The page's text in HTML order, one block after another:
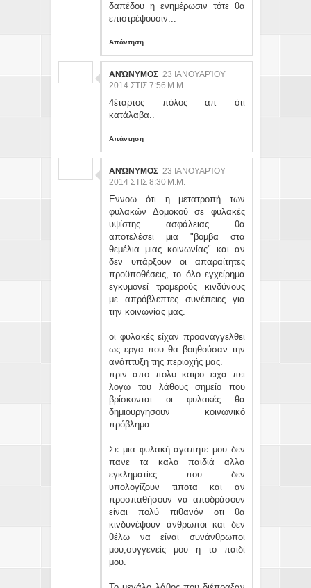
δαπέδου η ενημέρωσιν τότε θα
επιστρέψουσιν...
Απάντηση
ΑΝΏΝΥΜΟΣ 23 ΙΑΝΟΥΑΡΊΟΥ
2014 ΣΤΙΣ 7:56 Μ.Μ.
4έταρτος πόλος απ ότι
κατάλαβα..
Απάντηση
ΑΝΏΝΥΜΟΣ 23 ΙΑΝΟΥΑΡΊΟΥ
2014 ΣΤΙΣ 8:30 Μ.Μ.
Εννοω ότι η μετατροπή των
φυλακών Δομοκού σε φυλακές
υψίστης ασφάλειας θα
αποτελέσει μια "βομβα στα
θεμέλια μιας κοινωνίας" και αν
δεν υπάρξουν οι απαραίτητες
προϋποθέσεις, το όλο εγχείρημα
εγκυμονεί τρομερούς κινδύνους
με απρόβλεπτες συνέπειες για
την κοινωνίας μας.
οι φυλακές είχαν προαναγγελθει
ως εργα που θα βοηθούσαν την
ανάπτυξη της περιοχής μας.
πριν απο πολυ καιρο ειχα πει
λογω του λάθους σημείο που
βρίσκονται οι φυλακές θα
δημιουργησουν κοινωνικό
πρόβλημα .
Σε μια φυλακή αγαπητε μου δεν
πανε τα καλα παιδιά αλλα
εγκληματίες που δεν
υπολογίζουν τιποτα και αν
προσπαθήσουν να αποδράσουν
είναι πολύ πιθανόν οτι θα
κινδυνέψουν άνθρωποι και δεν
θέλω να είναι συνάνθρωποι
μου,συγγενείς μου η το παιδί
μου.